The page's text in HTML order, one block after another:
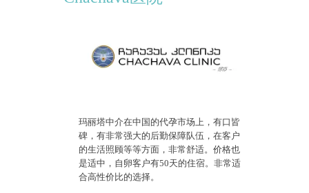
玛丽塔中介在中国的代孕市场上，有口皆
碑，有非常强大的后勤保障队伍，在客户
的生活照顾等等方面，非常舒适。价格也
是适中，自卵客户有50天的住宿。非常适
合高性价比的选择。